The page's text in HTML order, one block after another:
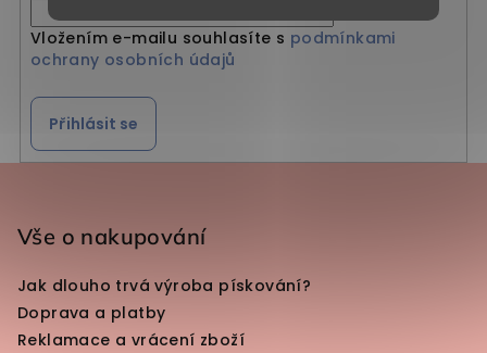
Vložením e-mailu souhlasíte s podmínkami
ochrany osobních údajů
Přihlásit se
Vše o nakupování
Jak dlouho trvá výroba pískování?
Doprava a platby
Reklamace a vrácení zboží